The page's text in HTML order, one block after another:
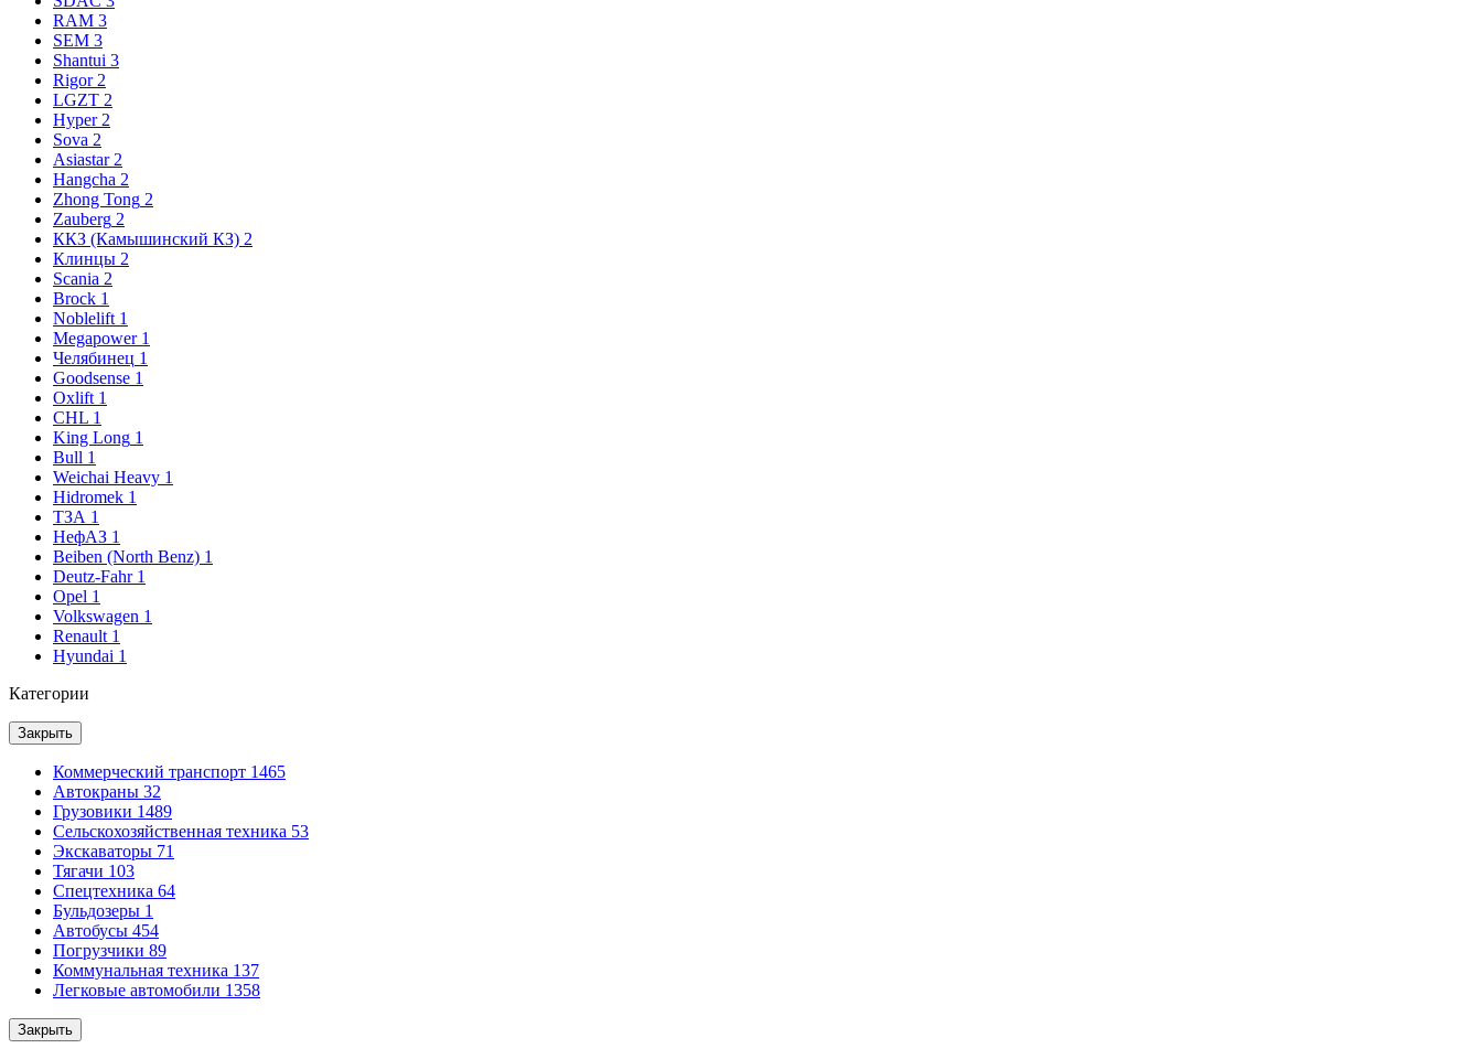
RAM 3
SEM 3
Shantui 3
Rigor 2
LGZT 2
Hyper 2
Sova 2
Asiastar 2
Hangcha 2
Zhong Tong 2
Zauberg 2
ККЗ (Камышинский КЗ) 2
Клинцы 2
Scania 2
Brock 1
Noblelift 1
Megapower 1
Челябинец 1
Goodsense 1
Oxlift 1
CHL 1
King Long 1
Bull 1
Weichai Heavy 1
Hidromek 1
ТЗА 1
НефАЗ 1
Beiben (North Benz) 1
Deutz-Fahr 1
Opel 1
Volkswagen 1
Renault 1
Hyundai 1
Категории
Закрыть
Коммерческий транспорт 1465
Автокраны 32
Грузовики 1489
Сельскохозяйственная техника 53
Экскаваторы 71
Тягачи 103
Спецтехника 64
Бульдозеры 1
Автобусы 454
Погрузчики 89
Коммунальная техника 137
Легковые автомобили 1358
Закрыть